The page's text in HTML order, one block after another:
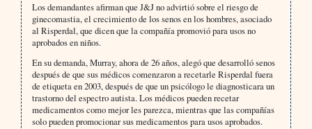
Los demandantes afirman que J&J no advirtió sobre el riesgo de
ginecomastia, el crecimiento de los senos en los hombres, asociado
al Risperdal, que dicen que la compañía promovió para usos no
aprobados en niños.
En su demanda, Murray, ahora de 26 años, alegó que desarrolló senos
después de que sus médicos comenzaron a recetarle Risperdal fuera
de etiqueta en 2003, después de que un psicólogo le diagnosticara un
trastorno del espectro autista. Los médicos pueden recetar
medicamentos como mejor les parezca, mientras que las compañías
solo pueden promocionar sus medicamentos para usos aprobados.